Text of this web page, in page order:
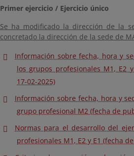
Primer ejercicio / Ejercicio único
Se ha modificado la dirección de la
concretado la dirección de la sede de
Información sobre fecha, hora y
los grupos profesionales M1, E2
17-02-2025)
Información sobre fecha, hora y
grupo profesional M2 (fecha de
Normas para el desarrollo del
profesionales M1, E2 y E1 (fecha